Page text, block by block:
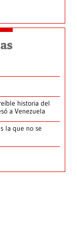
historia del
a Venezuela
la que no se